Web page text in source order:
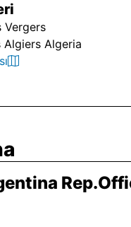
Vergers
Algiers Algeria